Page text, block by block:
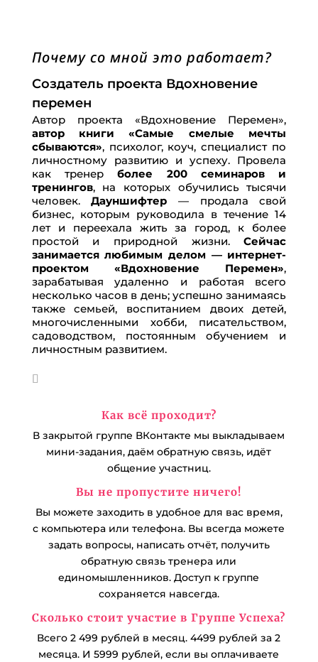
Почему со мной это работает?
Создатель проекта Вдохновение
перемен
Автор проекта «Вдохновение Перемен»,
автор книги «Самые смелые мечты
сбываются», психолог, коуч, специалист по
личностному развитию и успеху. Провела
как тренерболее 200 семинаров и
тренингов, на которых обучились тысячи
человек.Дауншифтер — продала свой
бизнес, которым руководила в течение 14
лет и переехала жить за город, к более
простой и природной жизни.Сейчас
занимается любимым делом — интернет-
проектом «Вдохновение Перемен»,
зарабатывая удаленно и работая всего
несколько часов в день; успешно занимаясь
также семьей, воспитанием двоих детей,
многочисленными хобби, писательством,
садоводством, постоянным обучением и
личностным развитием.
Как всё проходит?
В закрытой группе ВКонтакте мы выкладываем
мини-задания, даём обратную связь, идёт
общение участниц.
Вы не пропустите ничего!
Вы можете заходить в удобное для вас время,
с компьютера или телефона. Вы всегда можете
задать вопросы, написать отчёт, получить
обратную связь тренера или
единомышленников. Доступ к группе
сохраняется навсегда.
Сколько стоит участие в Группе Успеха?
Всего 2 499 рублей в месяц. 4499 рублей за 2
месяца. И 5999 рублей, если вы оплачиваете